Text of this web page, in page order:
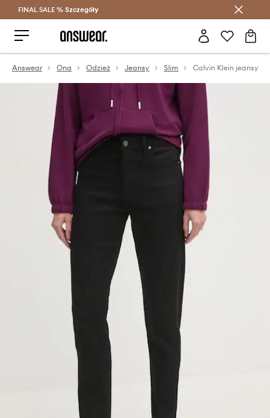
Oszczędzaj z Answear Club >
FINAL SALE % Szczegóły
Answear Ona Odzież Jeansy Slim Calvin Klein jeansy